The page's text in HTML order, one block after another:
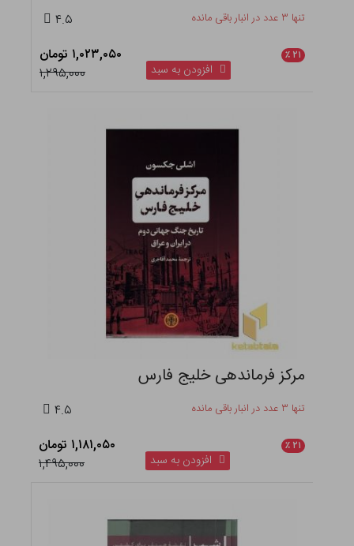
تنها ۳ عدد در انبار باقی مانده ۴.۵
۲۱ ٪
۱,۰۲۳,۰۵۰ تومان
۱,۲۹۵,۰۰۰
افزودن به سبد
مرکز فرماندهی خلیج فارس
تنها ۳ عدد در انبار باقی مانده ۴.۵
۲۱ ٪
۱,۱۸۱,۰۵۰ تومان
۱,۴۹۵,۰۰۰
افزودن به سبد